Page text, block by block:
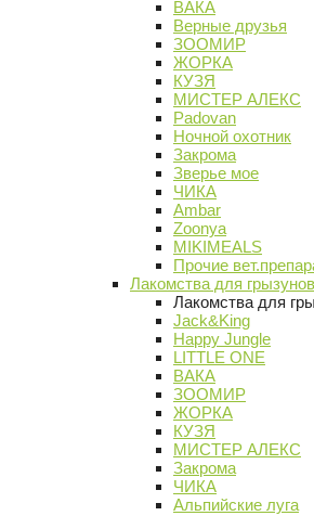
ВАКА
Верные друзья
ЗООМИР
ЖОРКА
КУЗЯ
МИСТЕР АЛЕКС
Padovan
Ночной охотник
Закрома
Зверье мое
ЧИКА
Ambar
Zoonya
MIKIMEALS
Прочие
Лакомства для грызунов
Лакомства для
Jack&King
Happy Jungle
LITTLE ONE
ВАКА
ЗООМИР
ЖОРКА
КУЗЯ
МИСТЕР АЛЕКС
Закрома
ЧИКА
Альпийские луга